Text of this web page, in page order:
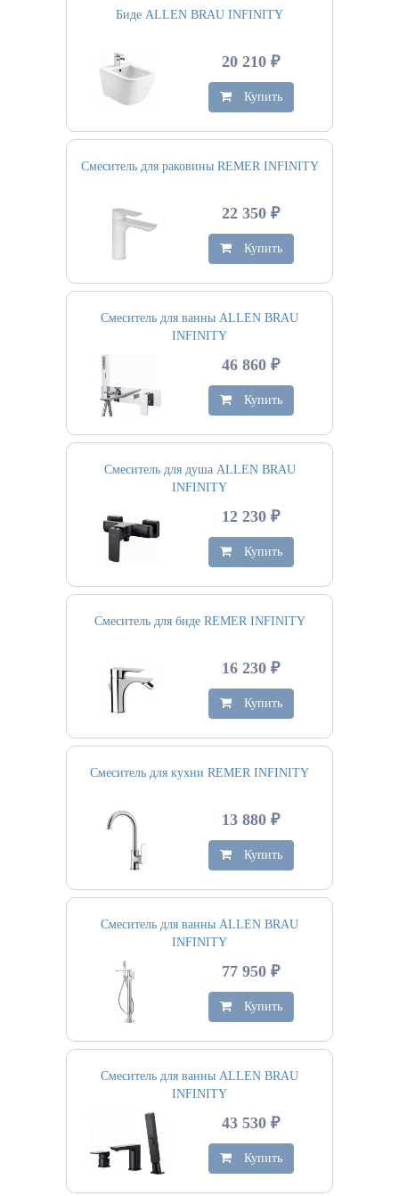
Биде ALLEN BRAU INFINITY
20 210 ₽
Купить
Смеситель для раковины REMER INFINITY
22 350 ₽
Купить
Смеситель для ванны ALLEN BRAU
INFINITY
46 860 ₽
Купить
Смеситель для душа ALLEN BRAU
INFINITY
12 230 ₽
Купить
Смеситель для биде REMER INFINITY
16 230 ₽
Купить
Смеситель для кухни REMER INFINITY
13 880 ₽
Купить
Смеситель для ванны ALLEN BRAU
INFINITY
77 950 ₽
Купить
Смеситель для ванны ALLEN BRAU
INFINITY
43 530 ₽
Купить